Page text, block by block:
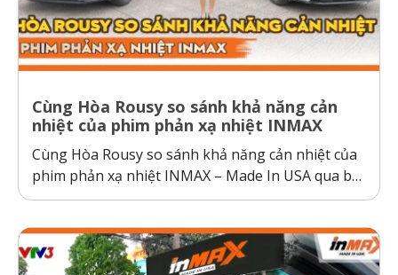
Cùng Hòa Rousy so sánh khả năng cản
nhiệt của phim phản xạ nhiệt INMAX
Cùng Hòa Rousy so sánh khả năng cản nhiệt của
phim phản xạ nhiệt INMAX – Made In USA qua bài
kiểm tra so sánh trực diện đầy thuyết phục.
thường hoạt động theo cơ chế giữ nhiệt trên
kính,...